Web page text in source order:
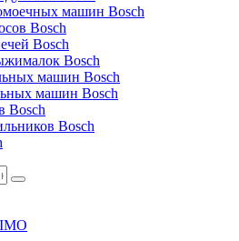
машин Bosch
Bosch
Bosch
Bosch
машин Bosch
машин Bosch
Bosch
Bosch